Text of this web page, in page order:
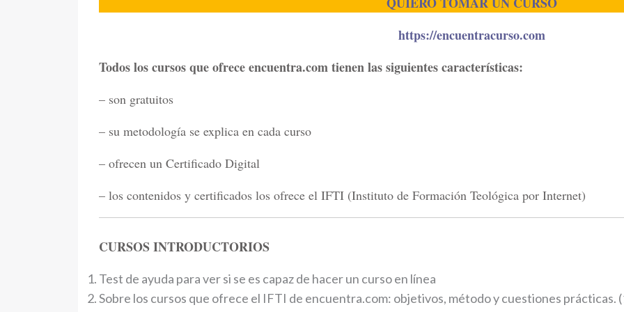
https://encuentracurso.com
Todos los cursos que ofrece encuentra.com tienen las siguientes características:
– son gratuitos
– su metodología se explica en cada curso
– ofrecen un Certificado Digital
– los contenidos y certificados los ofrece el IFTI (Instituto de Formación Teológica por Internet)
CURSOS INTRODUCTORIOS
Test de ayuda para ver si se es capaz de hacer un curso en línea
Sobre los cursos que ofrece el IFTI de encuentra.com: objetivos, método y cuestiones prácticas.